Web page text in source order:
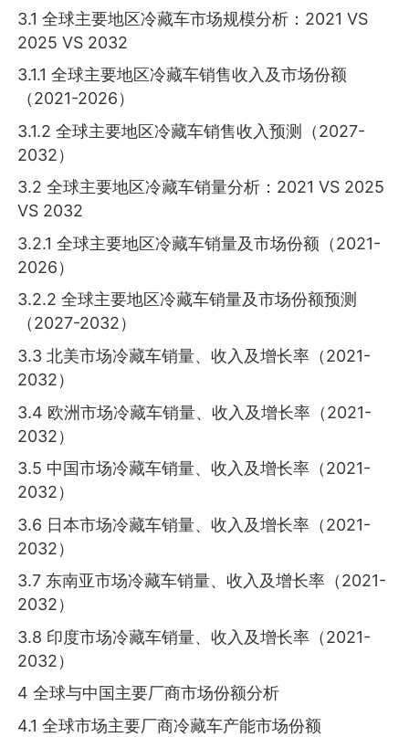
3.1 全球主要地区冷藏车市场规模分析：2021 VS
2025 VS 2032
3.1.1 全球主要地区冷藏车销售收入及市场份额
（2021-2026）
3.1.2 全球主要地区冷藏车销售收入预测（2027-
2032）
3.2 全球主要地区冷藏车销量分析：2021 VS 2025
VS 2032
3.2.1 全球主要地区冷藏车销量及市场份额（2021-
2026）
3.2.2 全球主要地区冷藏车销量及市场份额预测
（2027-2032）
3.3 北美市场冷藏车销量、收入及增长率（2021-
2032）
3.4 欧洲市场冷藏车销量、收入及增长率（2021-
2032）
3.5 中国市场冷藏车销量、收入及增长率（2021-
2032）
3.6 日本市场冷藏车销量、收入及增长率（2021-
2032）
3.7 东南亚市场冷藏车销量、收入及增长率（2021-
2032）
3.8 印度市场冷藏车销量、收入及增长率（2021-
2032）
4 全球与中国主要厂商市场份额分析
4.1 全球市场主要厂商冷藏车产能市场份额